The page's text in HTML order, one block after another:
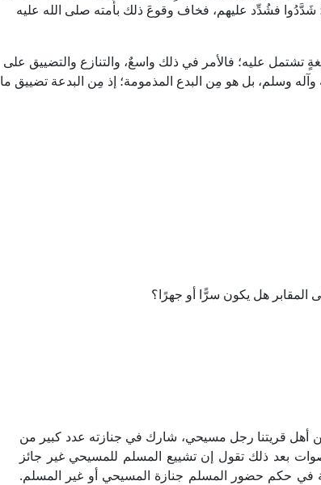
فشُدِّد عليهم، فخاف وقوعَ ذلك بأُمته صلى الله عليه
تشتمل عليه؛ فالأمر في ذلك واسعٌ، والتنازع والتضييق على
وسلم، بل هو مِن البدع المذمومة؛ إذ مِن البدعة تضييق ما
هل يكون سرًّا أو جهرًا؟
قريتنا رجل مسيحي، شارك في جنازته عدد كبير من
بعد ذلك تقول إن تشييع المسلم للمسيحي غير جائز
في حكم حضور المسلم جنازة المسيحي أو غير المسلم.